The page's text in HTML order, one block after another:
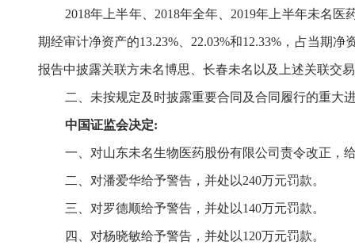
2018年上半年、2018年全年、2019年上半年未名
期经审计净资产的13.23%、22.03%和12.33%，占当期
报告中披露关联方未名博思、长春未名以及上述关联交
二、未按规定及时披露重要合同及合同履行的重大
中国证监会决定:
一、对山东未名生物医药股份有限公司责令改正，
二、对潘爱华给予警告，并处以240万元罚款。
三、对罗德顺给予警告，并处以140万元罚款。
四、对杨晓敏给予警告，并处以120万元罚款。